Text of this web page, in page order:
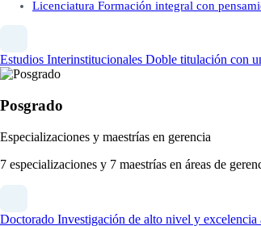
Licenciatura Formación integral con
Estudios Interinstitucionales Doble titulación con
Posgrado
Especializaciones y maestrías en gerencia
7 especializaciones y 7 maestrías en áreas de
Doctorado Investigación de alto nivel y excelencia